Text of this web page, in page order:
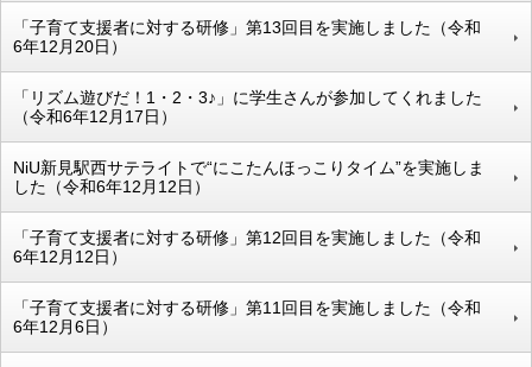
「子育て支援者に対する研修」第13回目を実施しました（令和
6年12月20日）
「リズム遊びだ！1・2・3♪」に学生さんが参加してくれました
（令和6年12月17日）
NiU新見駅西サテライトで“にこたんほっこりタイム”を実施しま
した（令和6年12月12日）
「子育て支援者に対する研修」第12回目を実施しました（令和
6年12月12日）
「子育て支援者に対する研修」第11回目を実施しました（令和
6年12月6日）